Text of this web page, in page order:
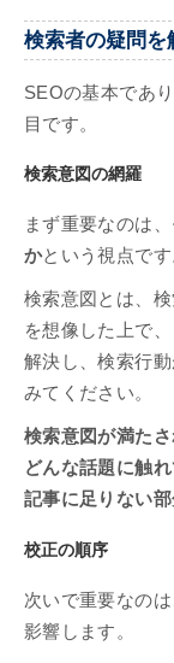
検索者の疑問を
SEOの基本であ
目です。
検索意図の網羅
まず重要なのは、
かという視点です
検索意図とは、
を想像した上で
解決し、検索行
みてください。
検索意図が満た
どんな話題に触
記事に足りない
校正の順序
次いで重要なの
影響します。